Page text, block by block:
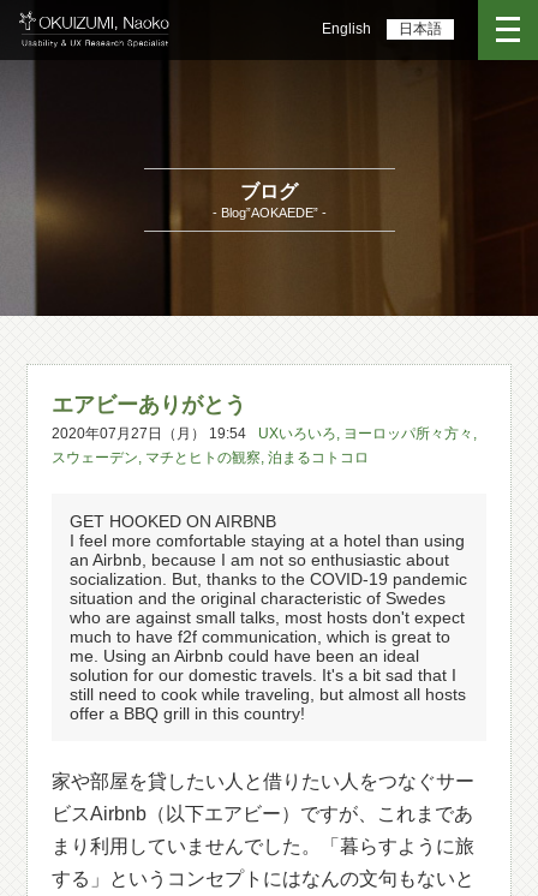
English 日本語
ブログ
- Blog”AOKAEDE” -
エアビーありがとう
2020年07月27日（月） 19:54 UXいろいろ, ヨーロッパ所々方々 ,
スウェーデン, マチとヒトの観察,泊まるコトコロ
GET HOOKED ON AIRBNB
I feel more comfortable staying at a hotel than using
an Airbnb, because I am not so enthusiastic about
socialization. But, thanks to the COVID-19 pandemic
situation and the original characteristic of Swedes
who are against small talks, most hosts don't expect
much to have f2f communication, which is great to
me. Using an Airbnb could have been an ideal
solution for our domestic travels. It's a bit sad that I
still need to cook while traveling, but almost all hosts
offer a BBQ grill in this country!
家や部屋を貸したい人と借りたい人をつなぐサー
ビスAirbnb（以下エアビー）ですが、これまであ
まり利用していませんでした。「暮らすように旅
する」というコンセプトにはなんの文句もないと